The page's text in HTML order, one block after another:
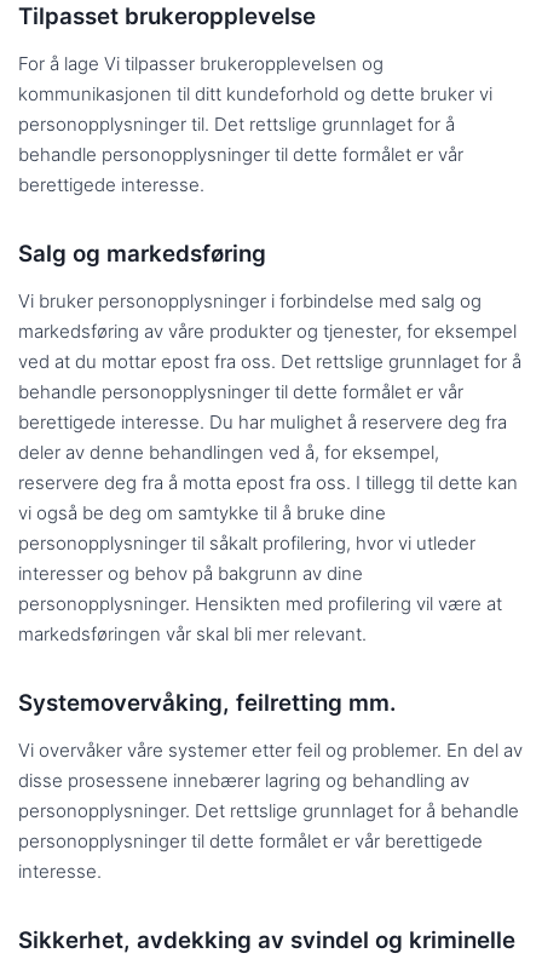
Tilpasset brukeropplevelse
For å lage Vi tilpasser brukeropplevelsen og
kommunikasjonen til ditt kundeforhold og dette bruker vi
personopplysninger til. Det rettslige grunnlaget for å
behandle personopplysninger til dette formålet er vår
berettigede interesse.
Salg og markedsføring
Vi bruker personopplysninger i forbindelse med salg og
markedsføring av våre produkter og tjenester, for eksempel
ved at du mottar epost fra oss. Det rettslige grunnlaget for å
behandle personopplysninger til dette formålet er vår
berettigede interesse. Du har mulighet å reservere deg fra
deler av denne behandlingen ved å, for eksempel,
reservere deg fra å motta epost fra oss. I tillegg til dette kan
vi også be deg om samtykke til å bruke dine
personopplysninger til såkalt profilering, hvor vi utleder
interesser og behov på bakgrunn av dine
personopplysninger. Hensikten med profilering vil være at
markedsføringen vår skal bli mer relevant.
Systemovervåking, feilretting mm.
Vi overvåker våre systemer etter feil og problemer. En del av
disse prosessene innebærer lagring og behandling av
personopplysninger. Det rettslige grunnlaget for å behandle
personopplysninger til dette formålet er vår berettigede
interesse.
Sikkerhet, avdekking av svindel og kriminelle